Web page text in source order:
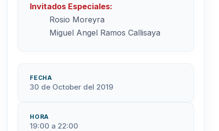
Invitados Especiales:
Rosio Moreyra
Miguel Angel Ramos Callisaya
FECHA
30 de October del 2019
HORA
19:00 a 22:00